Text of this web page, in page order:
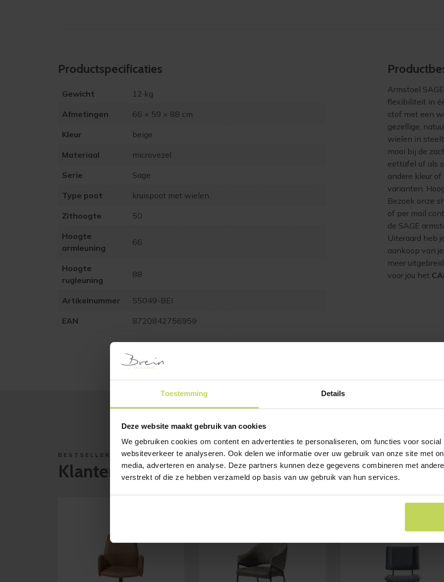
Toestemming Details
Deze website maakt gebruik van cookies
We gebruiken cookies om content en advertenties te personaliseren, om functies voor social
websiteverkeer te analyseren. Ook delen we informatie over uw gebruik van onze site met
media, adverteren en analyse. Deze partners kunnen deze gegevens combineren met
verstrekt of die ze hebben verzameld op basis van uw gebruik van hun services.
Product­specificaties
Gewicht 12 kg
Afmetingen 66 × 59 × 88 cm
Kleur beige
Materiaal microvezel
Serie Sage
Type poot kruispoot met wielen
Zithoogte 50
Hoogte
armleuning
66
Hoogte
rugleuning
88
Artikelnummer 55049-BEI
EAN 8720842756959
Armstoel
flexibiliteit in
stof met een
gezellige,
wielen in
mooi bij de
eettafel of als
andere kleur
varianten.
Bezoek onze
of per mail
de SAGE
Uiteraard heb
aankoop van
meer
voor jou het
BESTSELLERS
Klanten bekeken ook